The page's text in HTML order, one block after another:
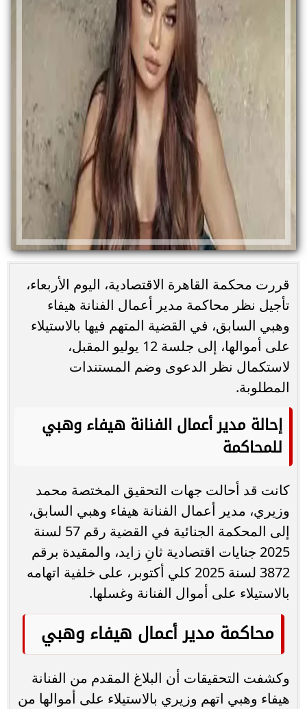
قررت محكمة القاهرة الاقتصادية، اليوم الأربعاء،
تأجيل نظر محاكمة مدير أعمال الفنانة هيفاء
وهبي السابق، في القضية المتهم فيها بالاستيلاء
على أموالها، إلى جلسة 12 يوليو المقبل،
لاستكمال نظر الدعوى وضم المستندات
المطلوبة.
إحالة مدير أعمال الفنانة هيفاء وهبي
للمحاكمة
كانت قد أحالت جهات التحقيق المختصة محمد
وزيري، مدير أعمال الفنانة هيفاء وهبي السابق،
إلى المحكمة الجنائية في القضية رقم 57 لسنة
2025 جنايات اقتصادية ثانِ زايد، والمقيدة برقم
3872 لسنة 2025 كلي أكتوبر، على خلفية اتهامه
بالاستيلاء على أموال الفنانة وغسلها.
محاكمة مدير أعمال هيفاء وهبي
وكشفت التحقيقات أن البلاغ المقدم من الفنانة
هيفاء وهبي اتهم وزيري بالاستيلاء على أموالها من